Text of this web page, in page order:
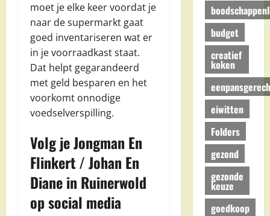
moet je elke keer voordat je
naar de supermarkt gaat
goed inventariseren wat er
in je voorraadkast staat.
Dat helpt gegarandeerd
met geld besparen en het
voorkomt onnodige
voedselverspilling.
Volg je Jongman En
Flinkert / Johan En
Diane in Ruinerwold
op social media
budget
creatief
koken
eiwitten
Folders
gezond
gezonde
keuze
goedkoop